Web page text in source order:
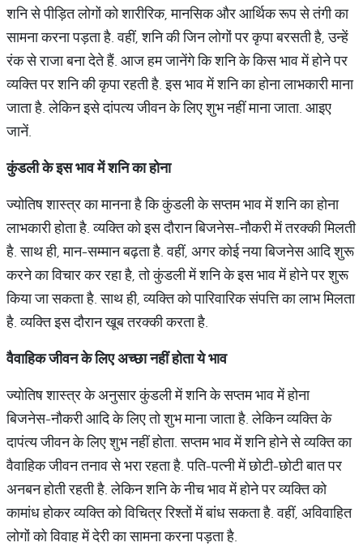
शनि से पीड़ित लोगों को शारीरिक, मानसिक और आर्थिक रूप से तंगी का
सामना करना पड़ता है. वहीं, शनि की जिन लोगों पर कृपा बरसती है, उन्हें
रंक से राजा बना देते हैं. आज हम जानेंगे कि शनि के किस भाव में होने पर
व्यक्ति पर शनि की कृपा रहती है. इस भाव में शनि का होना लाभकारी माना
जाता है. लेकिन इसे दांपत्य जीवन के लिए शुभ नहीं माना जाता. आइए
जानें.
कुंडली के इस भाव में शनि का होना
ज्योतिष शास्त्र का मानना है कि कुंडली के सप्तम भाव में शनि का होना
लाभकारी होता है. व्यक्ति को इस दौरान बिजनेस-नौकरी में तरक्की मिलती
है. साथ ही, मान-सम्मान बढ़ता है. वहीं, अगर कोई नया बिजनेस आदि शुरू
करने का विचार कर रहा है, तो कुंडली में शनि के इस भाव में होने पर शुरू
किया जा सकता है. साथ ही, व्यक्ति को पारिवारिक संपत्ति का लाभ मिलता
है. व्यक्ति इस दौरान खूब तरक्की करता है.
वैवाहिक जीवन के लिए अच्छा नहीं होता ये भाव
ज्योतिष शास्त्र के अनुसार कुंडली में शनि के सप्तम भाव में होना
बिजनेस-नौकरी आदि के लिए तो शुभ माना जाता है. लेकिन व्यक्ति के
दापंत्य जीवन के लिए शुभ नहीं होता. सप्तम भाव में शनि होने से व्यक्ति का
वैवाहिक जीवन तनाव से भरा रहता है. पति-पत्नी में छोटी-छोटी बात पर
अनबन होती रहती है. लेकिन शनि के नीच भाव में होने पर व्यक्ति को
कामांध होकर व्यक्ति को विचित्र रिश्तों में बांध सकता है. वहीं, अविवाहित
लोगों को विवाह में देरी का सामना करना पड़ता है.